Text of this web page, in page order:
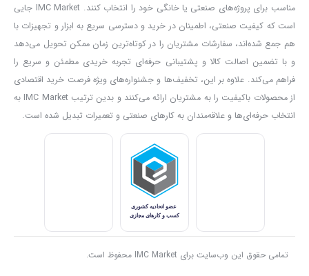
مناسب برای پروژه‌های صنعتی یا خانگی خود را انتخاب کنند. IMC Market جایی
است که کیفیت صنعتی، اطمینان در خرید و دسترسی سریع به ابزار و تجهیزات با
هم جمع شده‌اند، سفارشات مشتریان را در کوتاه‌ترین زمان ممکن تحویل می‌دهد
و با تضمین اصالت کالا و پشتیبانی حرفه‌ای تجربه خریدی مطمئن و سریع را
فراهم می‌کند. علاوه بر این، تخفیف‌ها و جشنواره‌های ویژه فرصت خرید اقتصادی
از محصولات باکیفیت را به مشتریان ارائه می‌کنند و بدین ترتیب IMC Market به
انتخاب حرفه‌ای‌ها و علاقه‌مندان به کارهای صنعتی و تعمیرات تبدیل شده است.
تمامی حقوق این وب‌سایت برای IMC Market محفوظ است.